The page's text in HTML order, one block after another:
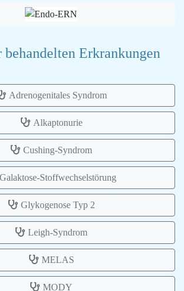
behandelten Erkrankungen
Adrenogenitales Syndrom
Alkaptonurie
Cushing-Syndrom
Galaktose-Stoffwechselstörung
Glykogenose Typ 2
Leigh-Syndrom
MELAS
MODY